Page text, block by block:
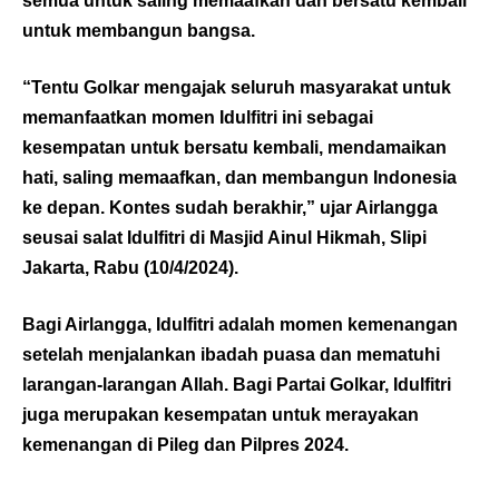
untuk membangun bangsa.
“Tentu Golkar mengajak seluruh masyarakat untuk
memanfaatkan momen Idulfitri ini sebagai
kesempatan untuk bersatu kembali, mendamaikan
hati, saling memaafkan, dan membangun Indonesia
ke depan. Kontes sudah berakhir,” ujar Airlangga
seusai salat Idulfitri di Masjid Ainul Hikmah, Slipi
Jakarta, Rabu (10/4/2024).
Bagi Airlangga, Idulfitri adalah momen kemenangan
setelah menjalankan ibadah puasa dan mematuhi
larangan-larangan Allah. Bagi Partai Golkar, Idulfitri
juga merupakan kesempatan untuk merayakan
kemenangan di Pileg dan Pilpres 2024.